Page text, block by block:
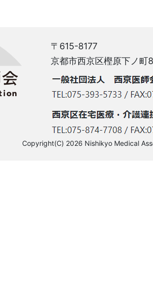
〒615-8177
京都市西京区樫原下ノ町
Copyright(C) 2026 Nishikyo Medical